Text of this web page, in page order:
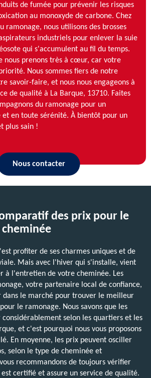
de fumée pour prévenir les risques
au monoxyde de carbone. Chez
ramonage, nous utilisons des brosses
industriels pour enlever la suie
qui s'accumulent au fil du temps.
nous prenons très à cœur, car votre
Nous sommes fiers de notre
savoir-faire, et nous nous engageons à
de qualité à La Barque, 13710. Faites
du ramonage pour un
et en toute sérénité. À bientôt pour un
plus sain !
Nous contacter
des prix pour le
profiter de ses charmes uniques et de
Mais avec l'hiver qui s'installe, vient
à l'entretien de votre cheminée. Les
votre partenaire local de confiance,
dans le marché pour trouver le meilleur
le ramonage. Nous savons que les
selon les quartiers et les
et c'est pourquoi nous vous proposons
En moyenne, les prix peuvent osciller
selon le type de cheminée et
recommandons de toujours vérifier
certifié et assure un service de qualité.